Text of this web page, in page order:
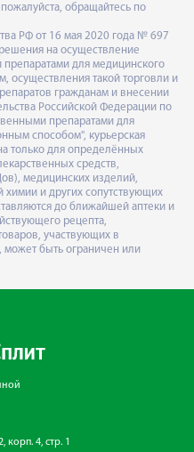
обращайтесь по
РФ от 16 мая 2020 года № 697
на осуществление
для медицинского
осуществления такой торговли и
гражданам и внесении
Российской Федерации по
препаратами для
способом", курьерская
только для определённых
средств,
медицинских изделий,
химии и других сопутствующих
до ближайшей аптеки и
рецепта,
участвующих в
может быть ограничен или
корп. 4, стр. 1